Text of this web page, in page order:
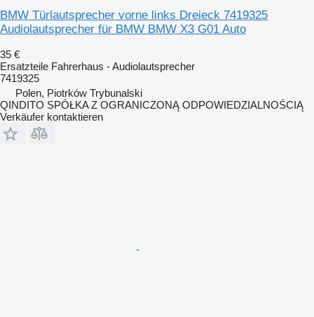
BMW Türlautsprecher vorne links Dreieck 7419325
Audiolautsprecher für BMW BMW X3 G01 Auto
35 €
Ersatzteile Fahrerhaus - Audiolautsprecher
7419325
Polen, Piotrków Trybunalski
QINDITO SPÓŁKA Z OGRANICZONĄ ODPOWIEDZIALNOŚCIĄ
Verkäufer kontaktieren